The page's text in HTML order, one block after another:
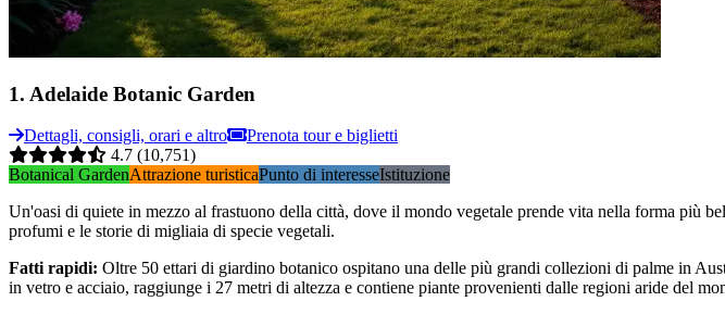
1. Adelaide Botanic Garden
Dettagli, consigli, orari e altro
Prenota tour e biglietti
4.7 (10,751)
Botanical GardenAttrazione turisticaPunto di interesseIstituzione
Un'oasi di quiete in mezzo al frastuono della città, dove il mondo vegetale prende vita nella forma più
profumi e le storie di migliaia di specie vegetali.
Fatti rapidi: Oltre 50 ettari di giardino botanico ospitano una delle più grandi collezioni di palme in
in vetro e acciaio, raggiunge i 27 metri di altezza e contiene piante provenienti dalle regioni aride del